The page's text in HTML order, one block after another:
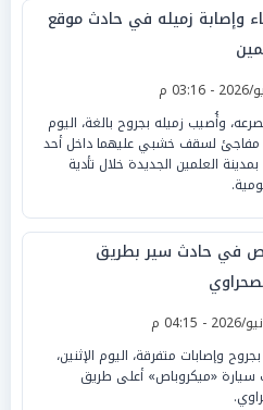
وإصابة زميله في حادث موقع
وأُصيب زميله بجروح بالغة، اليوم
مفاجئ لسقف خشبي عليهما داخل أحد
العلمين الجديدة خلال تأدية
أشخاص في حادث سير بطريق
بجروح وإصابات متفرقة، اليوم الإثنين،
سيارة «ميكروباص» أعلى طريق